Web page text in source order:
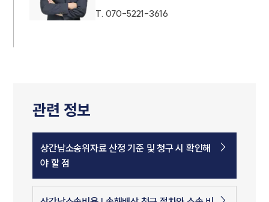
T. 070-5221-3616
관련 정보
상간남소송위자료 산정 기준 및 청구 시 확인해
야 할 점